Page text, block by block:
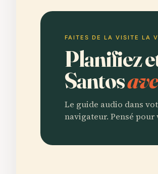
FAITES DE LA VISITE LA
Planifiez
Santos
Le guide audio dans
navigateur. Pensé